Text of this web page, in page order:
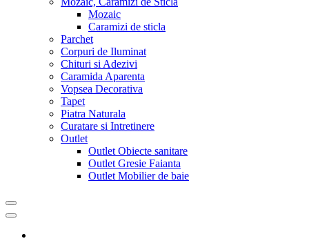
Mozaic
Caramizi de sticla
Parchet
Corpuri de Iluminat
Chituri si Adezivi
Caramida Aparenta
Vopsea Decorativa
Tapet
Piatra Naturala
Curatare si Intretinere
Outlet
Outlet Obiecte sanitare
Outlet Gresie Faianta
Outlet Mobilier de baie